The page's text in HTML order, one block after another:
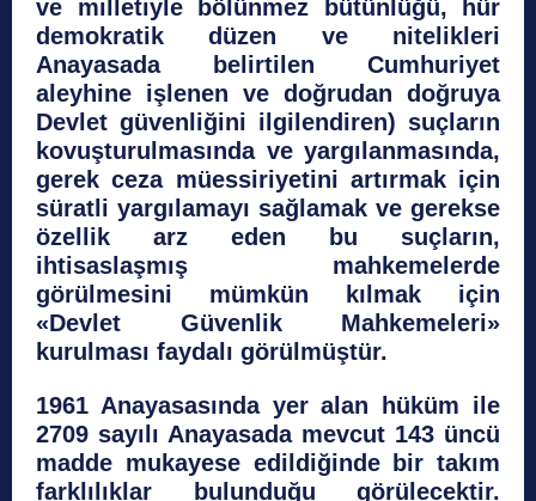
ve milletiyle bölünmez bütünlüğü, hür
demokratik düzen ve nitelikleri
Anayasada belirtilen Cumhuriyet
aleyhine işlenen ve doğrudan doğruya
Devlet güvenliğini ilgilendiren) suçların
kovuşturulmasında ve yargılanmasında,
gerek ceza müessiriyetini artırmak için
süratli yargılamayı sağlamak ve gerekse
özellik arz eden bu suçların,
ihtisaslaşmış mahkemelerde
görülmesini mümkün kılmak için
«Devlet Güvenlik Mahkemeleri»
kurulması faydalı görülmüştür.
1961 Anayasasında yer alan hüküm ile
2709 sayılı Anayasada mevcut 143 üncü
madde mukayese edildiğinde bir takım
farklılıklar bulunduğu görülecektir.